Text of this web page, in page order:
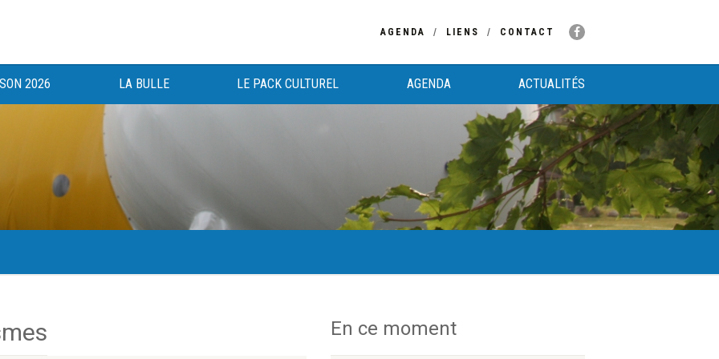
AGENDA LIENS CONTACT
2026 LA BULLE LE PACK CULTUREL AGENDA ACTUALITÉS
au bénéfice des haut-saônois depuis 1983. En ce moment